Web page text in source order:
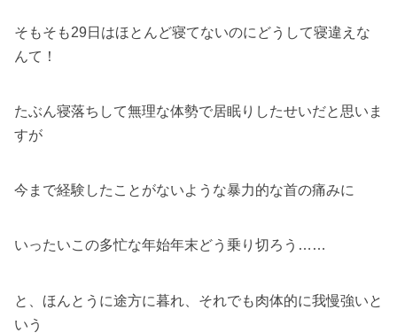
そもそも29日はほとんど寝てないのにどうして寝違えな
んて！
たぶん寝落ちして無理な体勢で居眠りしたせいだと思いま
すが
今まで経験したことがないような暴力的な首の痛みに
いったいこの多忙な年始年末どう乗り切ろう……
と、ほんとうに途方に暮れ、それでも肉体的に我慢強いと
いう